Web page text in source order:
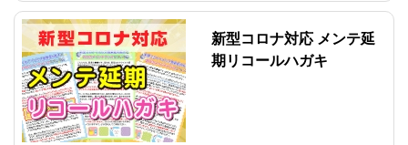
新型コロナ対応 メンテ延
期リコールハガキ